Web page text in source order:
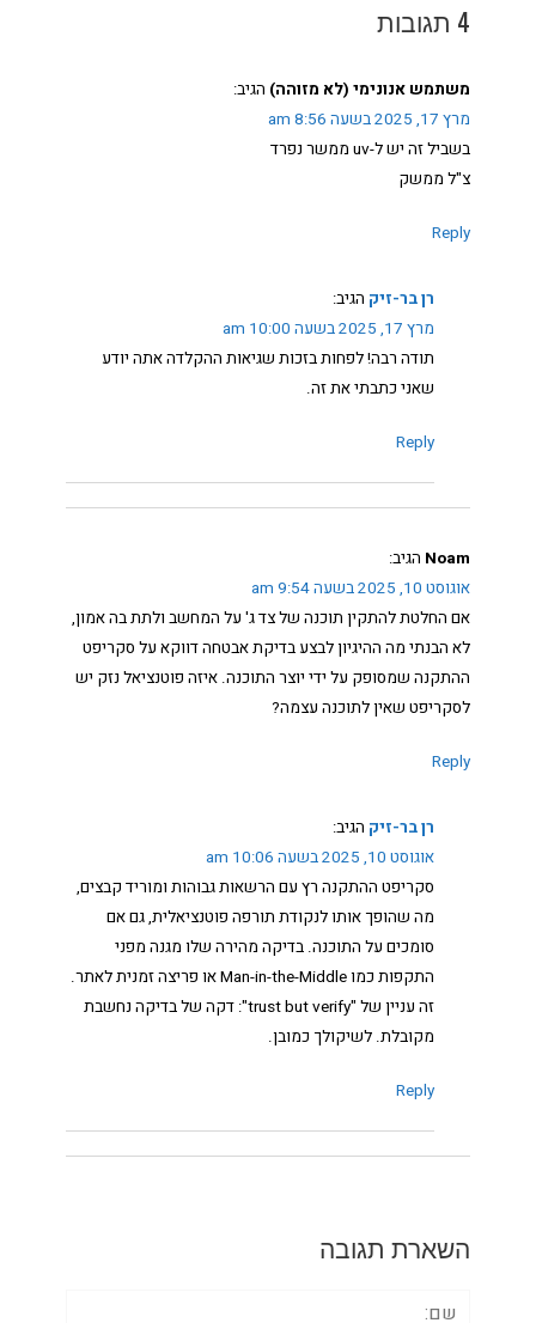
4 תגובות
משתמש אנונימי (לא מזוהה) הגיב:
מרץ 17, 2025 בשעה 8:56 am
בשביל זה יש ל-uv ממשר נפרד
צ"ל ממשק
Reply
רן בר-זיק הגיב:
מרץ 17, 2025 בשעה 10:00 am
תודה רבה! לפחות בזכות שגיאות ההקלדה אתה יודע
שאני כתבתי את זה.
Reply
Noam הגיב:
אוגוסט 10, 2025 בשעה 9:54 am
אם החלטת להתקין תוכנה של צד ג' על המחשב ולתת בה אמון,
לא הבנתי מה ההיגיון לבצע בדיקת אבטחה דווקא על סקריפט
ההתקנה שמסופק על ידי יוצר התוכנה. איזה פוטנציאל נזק יש
לסקריפט שאין לתוכנה עצמה?
Reply
רן בר-זיק הגיב:
אוגוסט 10, 2025 בשעה 10:06 am
סקריפט ההתקנה רץ עם הרשאות גבוהות ומוריד קבצים,
מה שהופך אותו לנקודת תורפה פוטנציאלית, גם אם
סומכים על התוכנה. בדיקה מהירה שלו מגנה מפני
התקפות כמו Man-in-the-Middle או פריצה זמנית לאתר.
זה עניין של "trust but verify": דקה של בדיקה נחשבת
מקובלת. לשיקולך כמובן.
Reply
השארת תגובה